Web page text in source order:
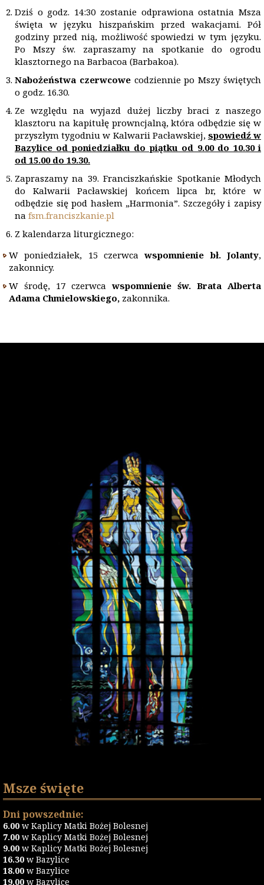
Dziś o godz. 14:30 zostanie odprawiona ostatnia Msza
święta w języku hiszpańskim przed wakacjami. Pół
godziny przed nią, możliwość spowiedzi w tym języku.
Po Mszy św. zapraszamy na spotkanie do ogrodu
klasztornego na Barbacoa (Barbakoa).
Nabożeństwa czerwcowecodziennie po Mszy świętych
o godz. 16.30.
Ze względu na wyjazd dużej liczby braci z naszego
klasztoru na kapitułę prowncjalną, która odbędzie się w
przyszłym tygodniu w Kalwarii Pacławskiej, spowiedź w
Bazylice od poniedziałku do piątku od 9.00 do 10.30 i
od 15.00 do 19.30.
Zapraszamy na 39. Franciszkańskie Spotkanie Młodych
do Kalwarii Pacławskiej końcem lipca br, które w
odbędzie się pod hasłem „Harmonia”. Szczegóły i zapisy
na fsm.franciszkanie.pl
Z kalendarza liturgicznego:
W poniedziałek, 15 czerwcawspomnienie bł. Jolanty,
zakonnicy.
W środę, 17 czerwca wspomnienie św. Brata Alberta
Adama Chmielowskiego, zakonnika.
Msze święte
Dni powszednie:
6.00 w Kaplicy Matki Bożej Bolesnej
7.00 w Kaplicy Matki Bożej Bolesnej
9.00 w Kaplicy Matki Bożej Bolesnej
16.30 w Bazylice
18.00 w Bazylice
19.00 w Bazylice